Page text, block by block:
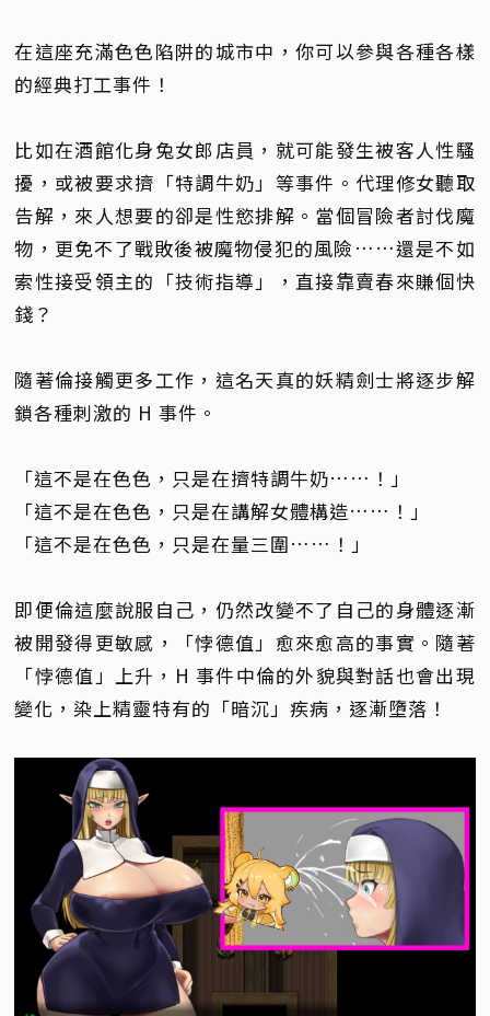
在這座充滿色色陷阱的城市中，你可以參與各種各樣
的經典打工事件！
比如在酒館化身兔女郎店員，就可能發生被客人性騷
擾，或被要求擠「特調牛奶」等事件。代理修女聽取
告解，來人想要的卻是性慾排解。當個冒險者討伐魔
物，更免不了戰敗後被魔物侵犯的風險……還是不如
索性接受領主的「技術指導」，直接靠賣春來賺個快
錢？
隨著倫接觸更多工作，這名天真的妖精劍士將逐步解
鎖各種刺激的 H 事件。
「這不是在色色，只是在擠特調牛奶……！」
「這不是在色色，只是在講解女體構造……！」
「這不是在色色，只是在量三圍……！」
即便倫這麼說服自己，仍然改變不了自己的身體逐漸
被開發得更敏感，「悖德值」愈來愈高的事實。隨著
「悖德值」上升，H 事件中倫的外貌與對話也會出現
變化，染上精靈特有的「暗沉」疾病，逐漸墮落！